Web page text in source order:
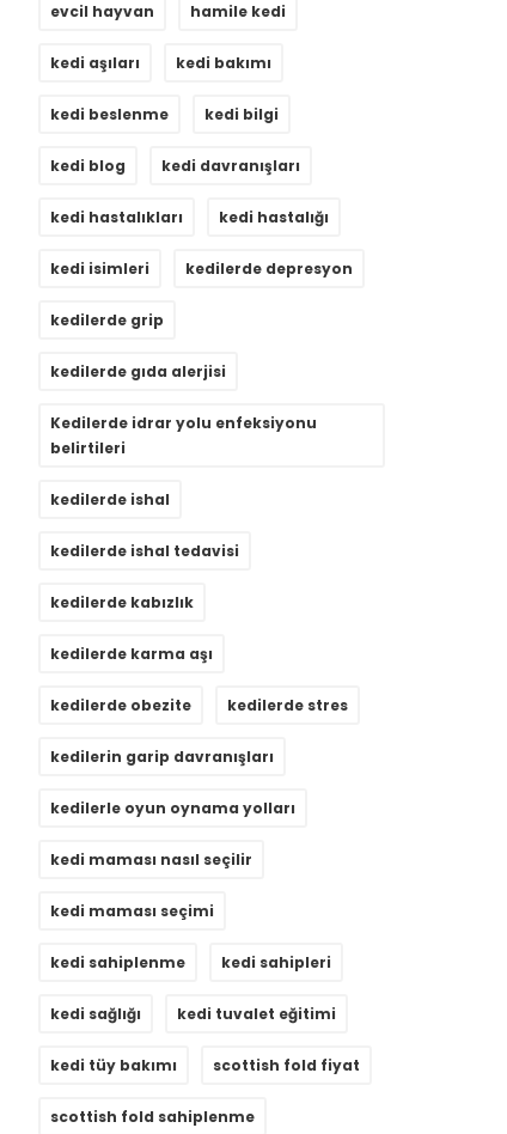
evcil hayvan hamile kedi
kedi aşıları kedi bakımı
kedi beslenme kedi bilgi
kedi blog kedi davranışları
kedi hastalıkları kedi hastalığı
kedi isimleri kedilerde depresyon
kedilerde grip
kedilerde gıda alerjisi
Kedilerde idrar yolu enfeksiyonu
belirtileri
kedilerde ishal
kedilerde ishal tedavisi
kedilerde kabızlık
kedilerde karma aşı
kedilerde obezite kedilerde stres
kedilerin garip davranışları
kedilerle oyun oynama yolları
kedi maması nasıl seçilir
kedi maması seçimi
kedi sahiplenme kedi sahipleri
kedi sağlığı kedi tuvalet eğitimi
kedi tüy bakımı scottish fold fiyat
scottish fold sahiplenme